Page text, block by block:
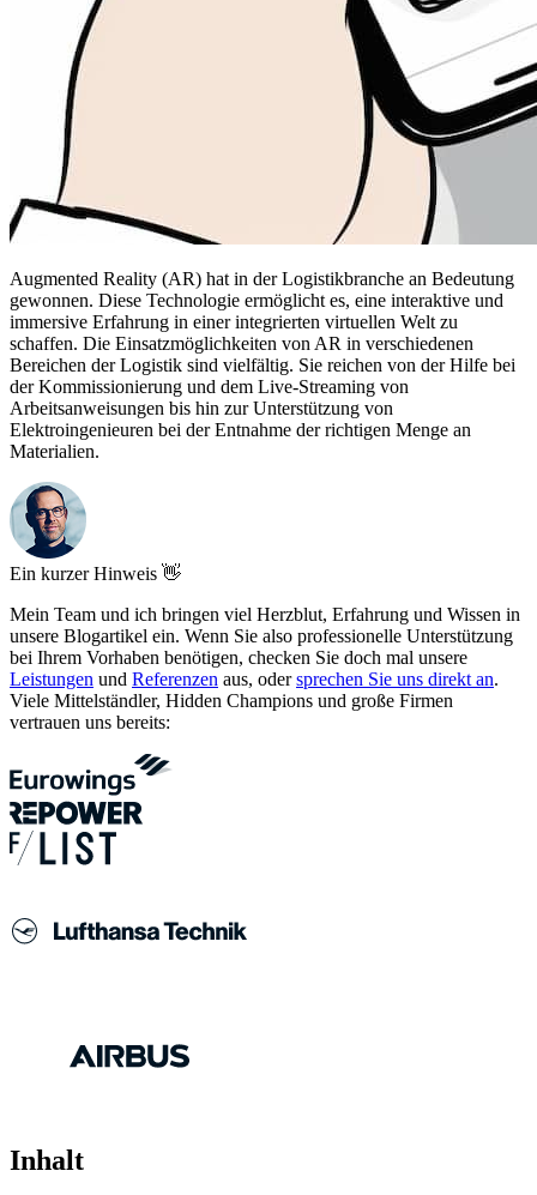
Augmented Reality (AR) hat in der Logistikbranche an Bedeutung
gewonnen. Diese Technologie ermöglicht es, eine interaktive und
immersive Erfahrung in einer integrierten virtuellen Welt zu
schaffen. Die Einsatzmöglichkeiten von AR in verschiedenen
Bereichen der Logistik sind vielfältig. Sie reichen von der Hilfe bei
der Kommissionierung und dem Live-Streaming von
Arbeitsanweisungen bis hin zur Unterstützung von
Elektroingenieuren bei der Entnahme der richtigen Menge an
Materialien.
Ein kurzer Hinweis 👋
Mein Team und ich bringen viel Herzblut, Erfahrung und Wissen in
unsere Blogartikel ein. Wenn Sie also professionelle Unterstützung
bei Ihrem Vorhaben benötigen, checken Sie doch mal unsere
Leistungen und Referenzen aus, odersprechen Sie uns direkt an.
Viele Mittelständler, Hidden Champions und große Firmen
vertrauen uns bereits:
Inhalt